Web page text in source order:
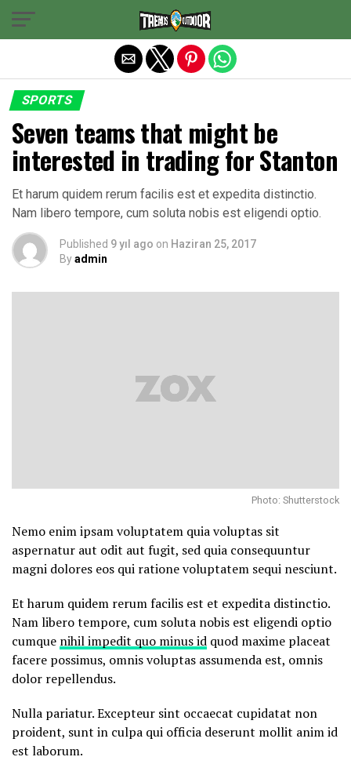
SPORTS
Seven teams that might be
interested in trading for Stanton
Et harum quidem rerum facilis est et expedita distinctio.
Nam libero tempore, cum soluta nobis est eligendi optio.
Published 9 yıl ago on Haziran 25, 2017
Byadmin
Photo: Shutterstock
Nemo enim ipsam voluptatem quia voluptas sit
aspernatur aut odit aut fugit, sed quia consequuntur
magni dolores eos qui ratione voluptatem sequi nesciunt.
Et harum quidem rerum facilis est et expedita distinctio.
Nam libero tempore, cum soluta nobis est eligendi optio
cumque nihil impedit quo minus id quod maxime placeat
facere possimus, omnis voluptas assumenda est, omnis
dolor repellendus.
Nulla pariatur. Excepteur sint occaecat cupidatat non
proident, sunt in culpa qui officia deserunt mollit anim id
est laborum.
Exit mobile version